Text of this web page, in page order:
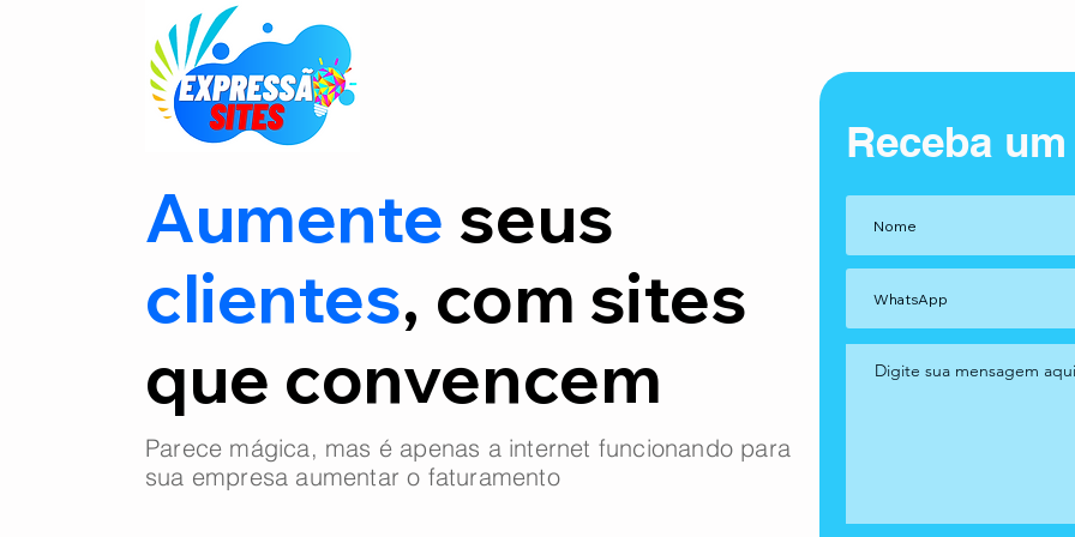
Aumente seus
clientes, com sites
que convencem
Parece mágica, mas é apenas a internet funcionando para
sua empresa aumentar o faturamento
Receba